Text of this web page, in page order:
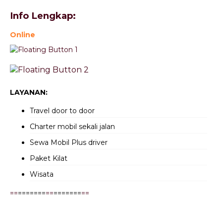
Info Lengkap:
Online
LAYANAN:
Travel door to door
Charter mobil sekali jalan
Sewa Mobil Plus driver
Paket Kilat
Wisata
====================